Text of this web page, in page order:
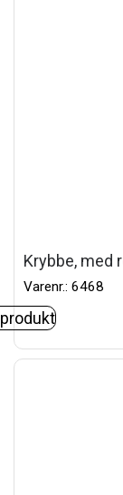
Krybbe, med
Varenr.: 6468